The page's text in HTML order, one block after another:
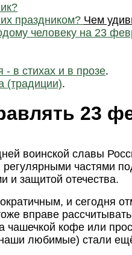
праздником? Чем
человеку на 23
в стихах и в прозе.
(традиции).
23
воинской славы
частями
и защитой отечества.
и сегодня
вправе рассчитывать
чашечкой кофе или
любимые) стали